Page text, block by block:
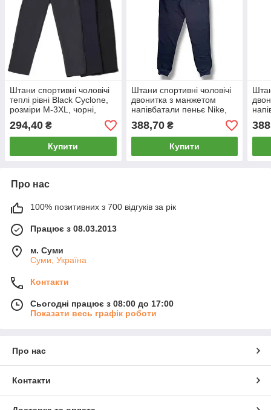
Штани спортивні чоловічі
теплі рівні Black Cyclone,
розміри M-3XL, чорні,
7116
294,40 ₴
Купити
Штани спортивні чоловічі
двонитка з манжетом
напівбатали пеньє Nike,
розміри 50-58, темно-сині,
4111
388,70₴
Купити
Про нас
100% позитивних з 700 відгуків за рік
Працює з 08.03.2013
м. Суми
Суми, Україна
Контакти
Сьогодні працює з 08:00 до 17:00
Показати весь графік роботи
Про нас
Контакти